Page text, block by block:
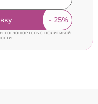
соглашаетесь cполитикой